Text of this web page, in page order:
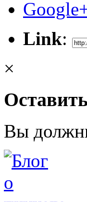
Link:
×
Вы